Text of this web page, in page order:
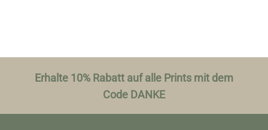
Erhalte 10% Rabatt auf alle Prints mit dem
Code DANKE